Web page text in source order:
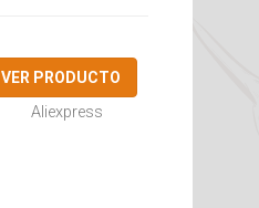
VER PRODUCTO
Aliexpress